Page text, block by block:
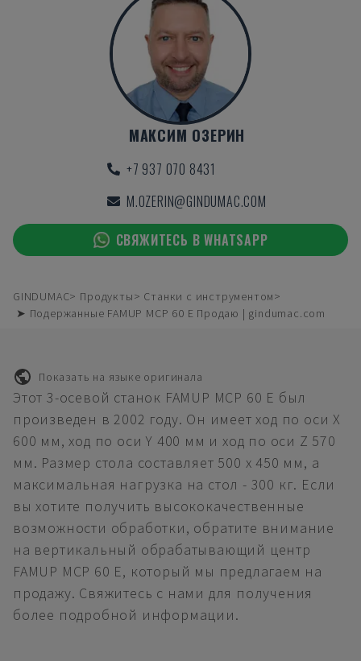
МАКСИМ ОЗЕРИН
+7 937 070 8431
M.OZERIN@GINDUMAC.COM
СВЯЖИТЕСЬ В WHATSAPP
GINDUMAC Продукты
Станки с инструментом
➤ Подержанные FAMUP MCP 60 E Продаю | gindumac.com
Показать на языке оригинала
Этот 3-осевой станок FAMUP MCP 60 E был
произведен в 2002 году. Он имеет ход по оси X
600 мм, ход по оси Y 400 мм и ход по оси Z 570
мм. Размер стола составляет 500 x 450 мм, а
максимальная нагрузка на стол - 300 кг. Если
вы хотите получить высококачественные
возможности обработки, обратите внимание
на вертикальный обрабатывающий центр
FAMUP MCP 60 E, который мы предлагаем на
продажу. Свяжитесь с нами для получения
более подробной информации.